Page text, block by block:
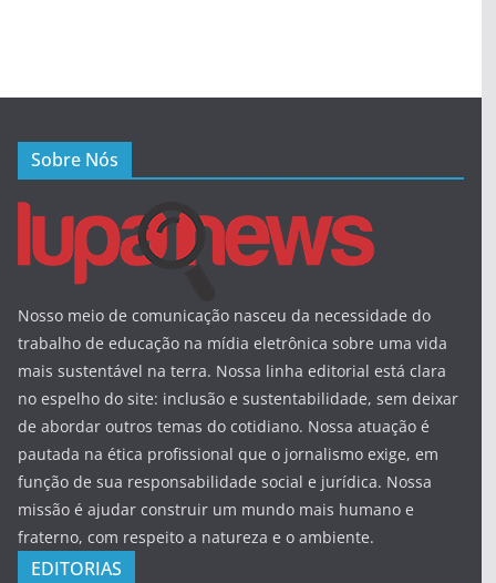
Sobre Nós
Nosso meio de comunicação nasceu da necessidade do
trabalho de educação na mídia eletrônica sobre uma vida
mais sustentável na terra. Nossa linha editorial está clara
no espelho do site: inclusão e sustentabilidade, sem deixar
de abordar outros temas do cotidiano. Nossa atuação é
pautada na ética profissional que o jornalismo exige, em
função de sua responsabilidade social e jurídica. Nossa
missão é ajudar construir um mundo mais humano e
fraterno, com respeito a natureza e o ambiente.
EDITORIAS